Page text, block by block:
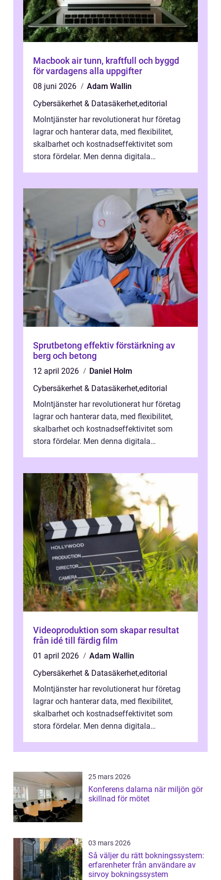
Macbook air tunn, kraftfull och byggd
för vardagens alla uppgifter
08 juni 2026
Adam Wallin
Cybersäkerhet & Datasäkerhet,editorial
Molntjänster har revolutionerat hur företag
lagrar och hanterar data, med flexibilitet,
skalbarhet och kostnadseffektivitet som
stora fördelar. Men denna digitala
Sprutbetong effektiv förstärkning av
berg och betong
12 april 2026
Daniel Holm
Cybersäkerhet & Datasäkerhet,editorial
Molntjänster har revolutionerat hur företag
lagrar och hanterar data, med flexibilitet,
skalbarhet och kostnadseffektivitet som
stora fördelar. Men denna digitala
Videoproduktion som skapar resultat
från idé till färdig film
01 april 2026
Adam Wallin
Cybersäkerhet & Datasäkerhet,editorial
Molntjänster har revolutionerat hur företag
lagrar och hanterar data, med flexibilitet,
skalbarhet och kostnadseffektivitet som
stora fördelar. Men denna digitala
25 mars 2026
Konferens dalarna när miljön gör
skillnad för mötet
03 mars 2026
Så väljer du rätt bokningssystem:
erfarenheter från användare av
sirvoy bokningssystem